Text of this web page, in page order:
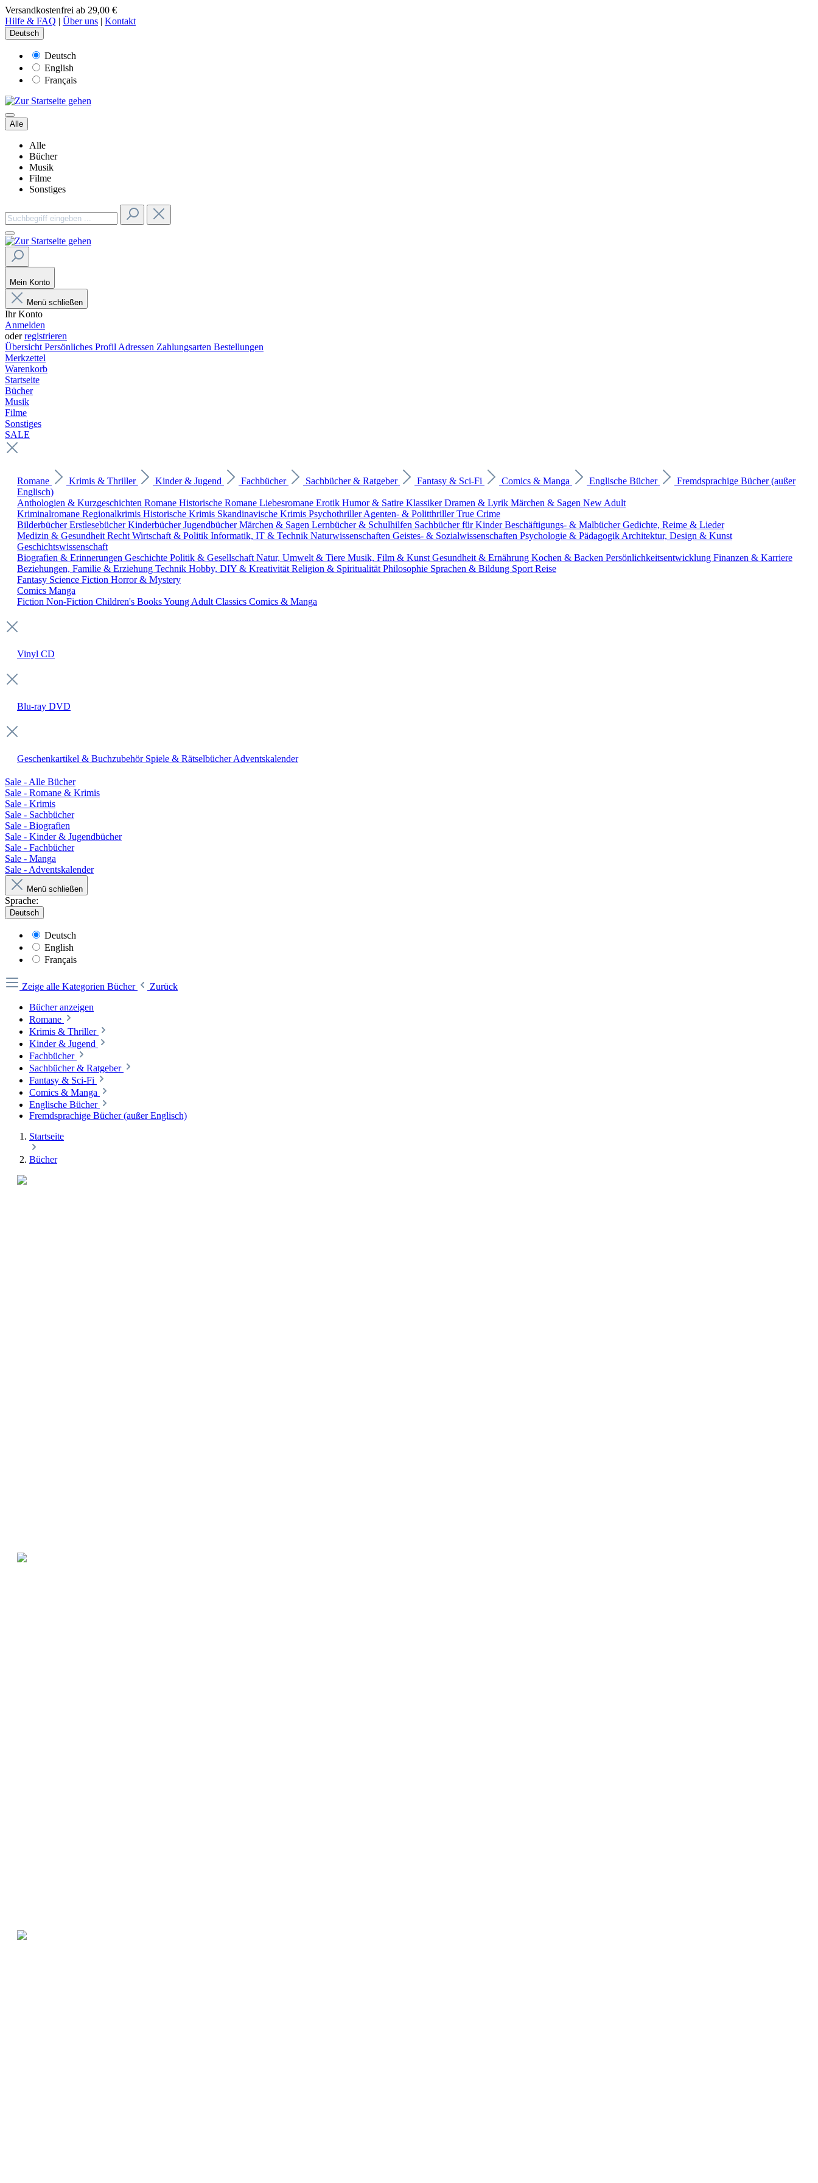
Versandkostenfrei ab 29,00 €
Hilfe & FAQ | Über uns | Kontakt
Deutsch
Deutsch
English
Français
Alle
Alle
Bücher
Musik
Filme
Sonstiges
Mein Konto
Menü schließen
Ihr Konto
Anmelden
oderregistrieren
Übersicht Persönliches Profil Adressen Zahlungsarten Bestellungen
Merkzettel
Warenkorb
Startseite
Bücher
Musik
Filme
Sonstiges
SALE
Romane Krimis & Thriller Kinder & Jugend Fachbücher Sachbücher & Ratgeber Fantasy & Sci-Fi Comics & Manga Englische Bücher
Fremdsprachige Bücher (außer
Englisch)
Anthologien & Kurzgeschichten Romane Historische Romane Liebesromane Erotik Humor & Satire KlassikerDramen & Lyrik Märchen & Sagen New Adult
Kriminalromane Regionalkrimis Historische Krimis Skandinavische Krimis PsychothrillerAgenten- & PolitthrillerTrue Crime
BilderbücherErstlesebücherKinderbücherJugendbücherMärchen & Sagen Lernbücher & Schulhilfen Sachbücher für KinderBeschäftigungs- & MalbücherGedichte, Reime & Lieder
Medizin & Gesundheit Recht Wirtschaft & Politik Informatik, IT & Technik Naturwissenschaften Geistes- & Sozialwissenschaften Psychologie & Pädagogik Architektur, Design & Kunst
Geschichtswissenschaft
Biografien & Erinnerungen Geschichte Politik & Gesellschaft Natur, Umwelt & Tiere Musik, Film & Kunst Gesundheit & Ernährung Kochen & Backen Persönlichkeitsentwicklung Finanzen & Karriere
Beziehungen, Familie & Erziehung Technik Hobby, DIY & Kreativität Religion & Spiritualität Philosophie Sprachen & Bildung Sport Reise
Fantasy Science Fiction Horror & Mystery
Comics Manga
Fiction Non-Fiction Children's BooksYoung Adult Classics Comics & Manga
Vinyl CD
Blu-ray DVD
Geschenkartikel & Buchzubehör Spiele & RätselbücherAdventskalender
Sale - Alle Bücher
Sale - Romane & Krimis
Sale - Krimis
Sale - Sachbücher
Sale - Biografien
Sale - Kinder & Jugendbücher
Sale - Fachbücher
Sale - Manga
Sale - Adventskalender
Menü schließen
Sprache:
Deutsch
Deutsch
English
Français
Zeige alle Kategorien Bücher
Zurück
Bücher anzeigen
Romane
Krimis & Thriller
Kinder & Jugend
Fachbücher
Sachbücher & Ratgeber
Fantasy & Sci-Fi
Comics & Manga
Englische Bücher
Fremdsprachige Bücher (außer Englisch)
Startseite
Bücher